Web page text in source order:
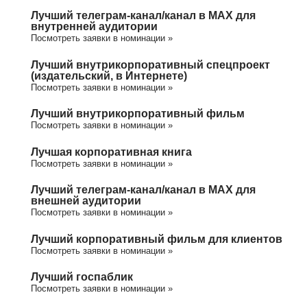
Лучший телеграм-канал/канал в МАХ для
внутренней аудитории
Посмотреть заявки в номинации »
Лучший внутрикорпоративный спецпроект
(издательский, в Интернете)
Посмотреть заявки в номинации »
Лучший внутрикорпоративный фильм
Посмотреть заявки в номинации »
Лучшая корпоративная книга
Посмотреть заявки в номинации »
Лучший телеграм-канал/канал в МАХ для
внешней аудитории
Посмотреть заявки в номинации »
Лучший корпоративный фильм для клиентов
Посмотреть заявки в номинации »
Лучший госпаблик
Посмотреть заявки в номинации »